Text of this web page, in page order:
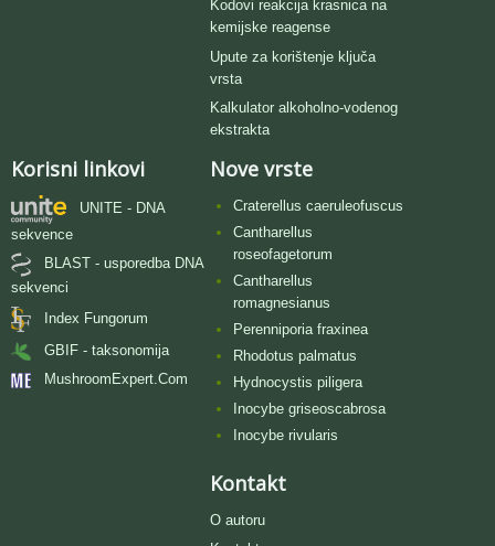
Kodovi reakcija krasnica na
kemijske reagense
Upute za korištenje ključa
vrsta
Kalkulator alkoholno-vodenog
ekstrakta
Korisni linkovi
UNITE - DNA
sekvence
BLAST - usporedba DNA
sekvenci
Index Fungorum
GBIF - taksonomija
MushroomExpert.Com
Nove vrste
Craterellus caeruleofuscus
Cantharellus
roseofagetorum
Cantharellus
romagnesianus
Perenniporia fraxinea
Rhodotus palmatus
Hydnocystis piligera
Inocybe griseoscabrosa
Inocybe rivularis
Kontakt
O autoru